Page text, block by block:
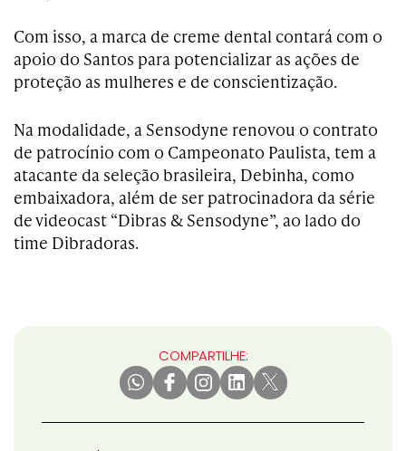
Com isso, a marca de creme dental contará com o
apoio do Santos para potencializar as ações de
proteção as mulheres e de conscientização.
Na modalidade, a Sensodyne renovou o contrato
de patrocínio com o Campeonato Paulista, tem a
atacante da seleção brasileira, Debinha, como
embaixadora, além de ser patrocinadora da série
de videocast “Dibras & Sensodyne”, ao lado do
time Dibradoras.
COMPARTILHE: